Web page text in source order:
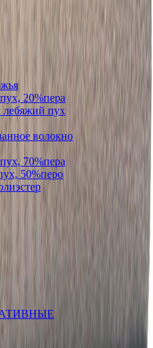
20%пера
лебяжий пух
волокно
70%пера
50%перо